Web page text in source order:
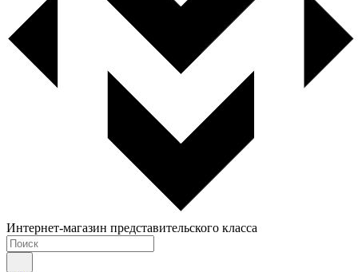
Интернет-магазин представительского класса